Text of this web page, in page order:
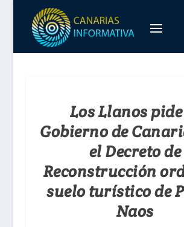
Los Llanos
Gobierno de
el Decreto de
Reconstrucción
suelo turístico de
Naos